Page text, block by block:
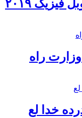
۲۰۱۹
راه
خدا لع